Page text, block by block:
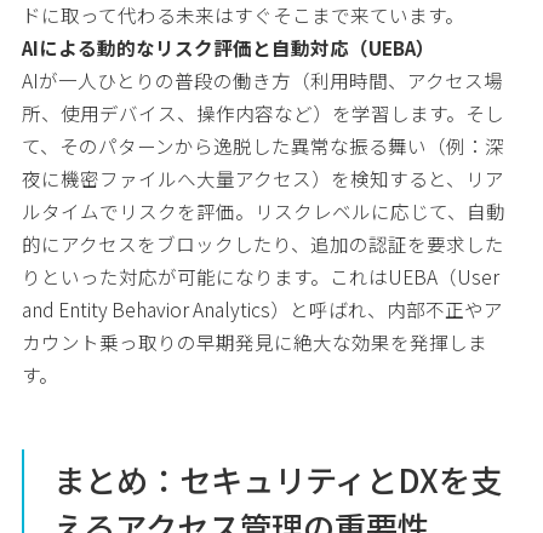
ドに取って代わる未来はすぐそこまで来ています。
AIによる動的なリスク評価と自動対応（UEBA）
AIが一人ひとりの普段の働き方（利用時間、アクセス場
所、使用デバイス、操作内容など）を学習します。そし
て、そのパターンから逸脱した異常な振る舞い（例：深
夜に機密ファイルへ大量アクセス）を検知すると、リア
ルタイムでリスクを評価。リスクレベルに応じて、自動
的にアクセスをブロックしたり、追加の認証を要求した
りといった対応が可能になります。これはUEBA（User
and Entity Behavior Analytics）と呼ばれ、内部不正やア
カウント乗っ取りの早期発見に絶大な効果を発揮しま
す。
まとめ：セキュリティとDXを支